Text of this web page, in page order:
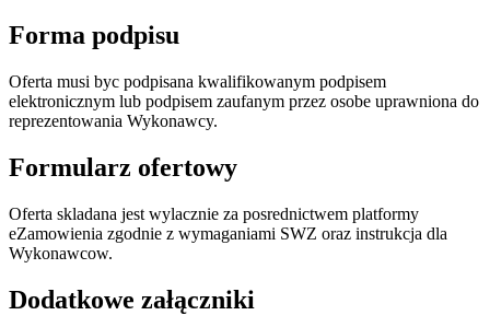
Forma podpisu
Oferta musi byc podpisana kwalifikowanym podpisem
elektronicznym lub podpisem zaufanym przez osobe uprawniona do
reprezentowania Wykonawcy.
Formularz ofertowy
Oferta skladana jest wylacznie za posrednictwem platformy
eZamowienia zgodnie z wymaganiami SWZ oraz instrukcja dla
Wykonawcow.
Dodatkowe załączniki